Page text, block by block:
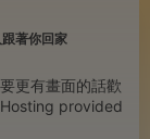
著你回家
更有畫面的話歡